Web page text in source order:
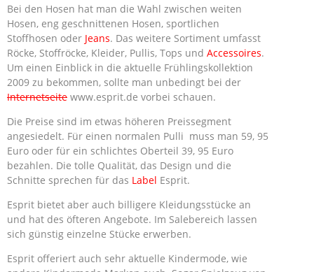
Bei den Hosen hat man die Wahl zwischen weiten
Hosen, eng geschnittenen Hosen, sportlichen
Stoffhosen oder Jeans. Das weitere Sortiment umfasst
Röcke, Stoffröcke, Kleider, Pullis, Tops und Accessoires.
Um einen Einblick in die aktuelle Frühlingskollektion
2009 zu bekommen, sollte man unbedingt bei der
Internetseite www.esprit.de vorbei schauen.
Die Preise sind im etwas höheren Preissegment
angesiedelt. Für einen normalen Pulli muss man 59, 95
Euro oder für ein schlichtes Oberteil 39, 95 Euro
bezahlen. Die tolle Qualität, das Design und die
Schnitte sprechen für das Label Esprit.
Esprit bietet aber auch billigere Kleidungsstücke an
und hat des öfteren Angebote. Im Salebereich lassen
sich günstig einzelne Stücke erwerben.
Esprit offeriert auch sehr aktuelle Kindermode, wie